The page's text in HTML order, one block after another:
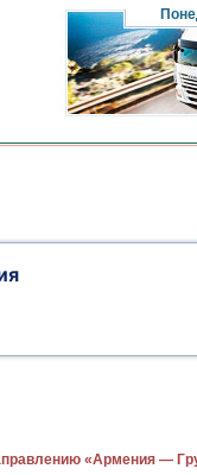
«Армения —